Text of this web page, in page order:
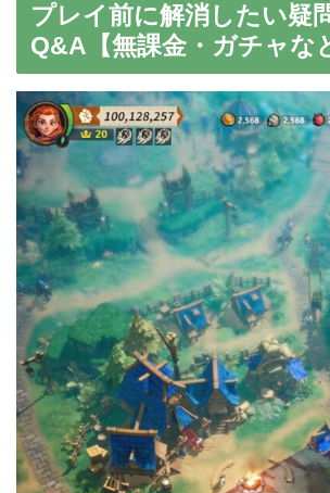
プレイ前に解消したい疑
Q&A【無課金・ガチャな